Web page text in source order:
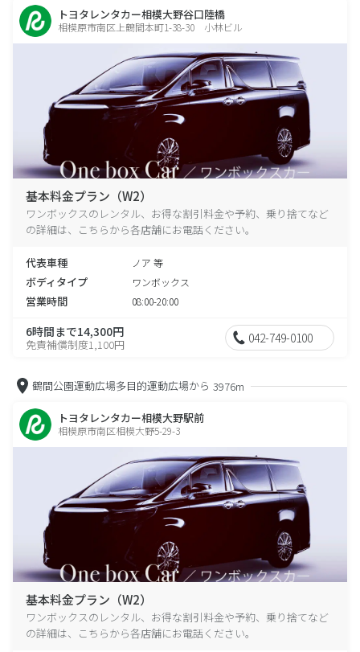
トヨタレンタカー相模大野谷口陸橋
相模原市南区上鶴間本町1-38-30 小林ビル
基本料金プラン（W2）
ワンボックスのレンタル、お得な割引料金や予約、乗り捨てなど
の詳細は、こちらから各店舗にお電話ください。
代表車種 ノア 等
ボディタイプ ワンボックス
営業時間 08:00-20:00
6時間まで14,300円
免責補償制度1,100円 042-749-0100
鶴間公園運動広場多目的運動広場から 3976m
トヨタレンタカー相模大野駅前
相模原市南区相模大野5-29-3
基本料金プラン（W2）
ワンボックスのレンタル、お得な割引料金や予約、乗り捨てなど
の詳細は、こちらから各店舗にお電話ください。